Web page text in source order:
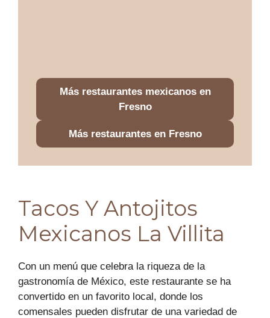
Más restaurantes mexicanos en
Fresno
Más restaurantes en Fresno
Tacos Y Antojitos
Mexicanos La Villita
Con un menú que celebra la riqueza de la
gastronomía de México, este restaurante se ha
convertido en un favorito local, donde los
comensales pueden disfrutar de una variedad de